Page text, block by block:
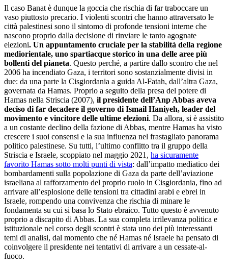
Il caso Banat è dunque la goccia che rischia di far traboccare un
vaso piuttosto precario. I violenti scontri che hanno attraversato le
città palestinesi sono il sintomo di profonde tensioni interne che
nascono proprio dalla decisione di rinviare le tanto agognate
elezioni. Un appuntamento cruciale per la stabilità della regione
mediorientale, uno spartiacque storico in una delle aree più
bollenti del pianeta. Questo perché, a partire dallo scontro che nel
2006 ha incendiato Gaza, i territori sono sostanzialmente divisi in
due: da una parte la Cisgiordania a guida Al-Fatah, dall’altra Gaza,
governata da Hamas. Proprio a seguito della presa del potere di
Hamas nella Striscia (2007), il presidente dell’Anp Abbas aveva
deciso di far decadere il governo di Ismail Haniyeh, leader del
movimento e vincitore delle ultime elezioni. Da allora, si è assistito
a un costante declino della fazione di Abbas, mentre Hamas ha visto
crescere i suoi consensi e la sua influenza nel frastagliato panorama
politico palestinese. Su tutti, l’ultimo conflitto tra il gruppo della
Striscia e Israele, scoppiato nel maggio 2021, ha sicuramente
favorito Hamas sotto molti punti di vista: dall’impatto mediatico dei
bombardamenti sulla popolazione di Gaza da parte dell’aviazione
israeliana al rafforzamento del proprio ruolo in Cisgiordania, fino ad
arrivare all’esplosione delle tensioni tra cittadini arabi e ebrei in
Israele, rompendo una convivenza che rischia di minare le
fondamenta su cui si basa lo Stato ebraico. Tutto questo è avvenuto
proprio a discapito di Abbas. La sua completa irrilevanza politica e
istituzionale nel corso degli scontri è stata uno dei più interessanti
temi di analisi, dal momento che né Hamas né Israele ha pensato di
coinvolgere il presidente nei tentativi di arrivare a un cessate-al-
fuoco.